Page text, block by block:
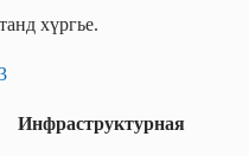
хүргье.